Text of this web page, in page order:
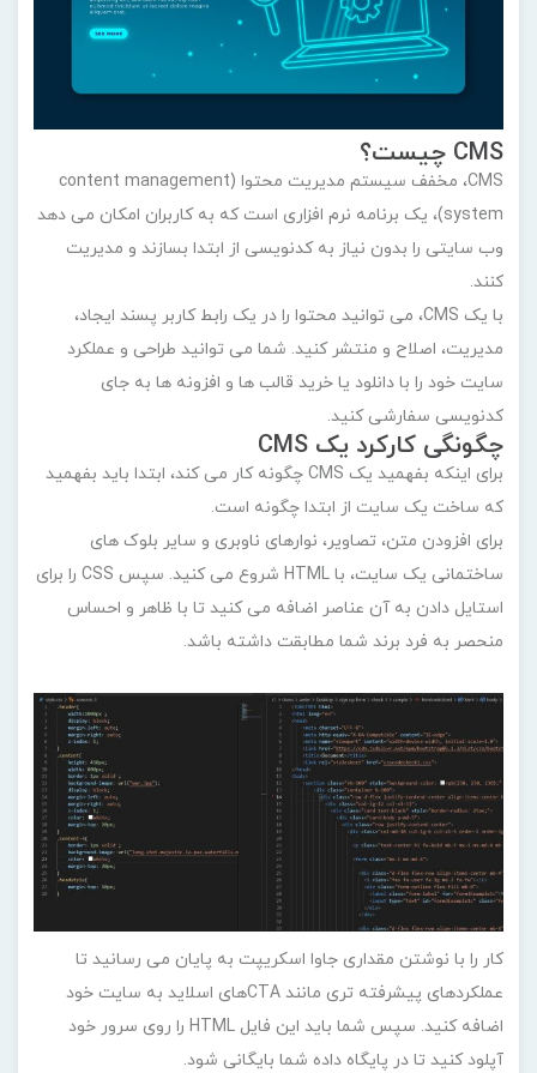
CMS چیست؟
CMS، مخفف سیستم مدیریت محتوا (
content management
system)، یک برنامه نرم افزاری است که به کاربران امکان می دهد
وب سایتی را بدون نیاز به کدنویسی از ابتدا بسازند و مدیریت
کنند.
با یک CMS، می توانید محتوا را در یک رابط کاربر پسند ایجاد،
مدیریت، اصلاح و منتشر کنید. شما می توانید طراحی و عملکرد
سایت خود را با دانلود یا خرید قالب ها و افزونه ها به جای
کدنویسی سفارشی کنید.
چگونگی کارکرد یک CMS
برای اینکه بفهمید یک CMS چگونه کار می کند، ابتدا باید بفهمید
که ساخت یک سایت از ابتدا چگونه است.
برای افزودن متن، تصاویر، نوارهای ناوبری و سایر بلوک های
ساختمانی یک سایت، با HTML شروع می کنید. سپس CSS را برای
استایل دادن به آن عناصر اضافه می کنید تا با ظاهر و احساس
منحصر به فرد برند شما مطابقت داشته باشد.
کار را با نوشتن مقداری جاوا اسکریپت به پایان می رسانید تا
عملکردهای پیشرفته تری مانند CTAهای اسلاید به سایت خود
اضافه کنید. سپس شما باید این فایل HTML را روی سرور خود
آپلود کنید تا در پایگاه داده شما بایگانی شود.